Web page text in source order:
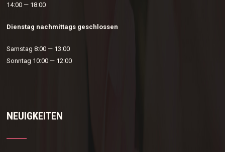
14:00 — 18:00
Dienstag nachmittags geschlossen
Samstag 8:00 — 13:00
Sonntag 10:00 — 12:00
NEUIGKEITEN